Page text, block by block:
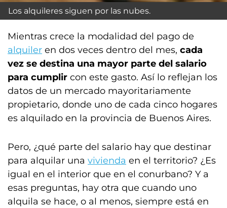
Los alquileres siguen por las nubes.
Mientras crece la modalidad del pago de
alquiler en dos veces dentro del mes, cada
vez se destina una mayor parte del salario
para cumplir con este gasto. Así lo reflejan los
datos de un mercado mayoritariamente
propietario, donde uno de cada cinco hogares
es alquilado en la provincia de Buenos Aires.
Pero, ¿qué parte del salario hay que destinar
para alquilar una vivienda en el territorio? ¿Es
igual en el interior que en el conurbano? Y a
esas preguntas, hay otra que cuando uno
alquila se hace, o al menos, siempre está en